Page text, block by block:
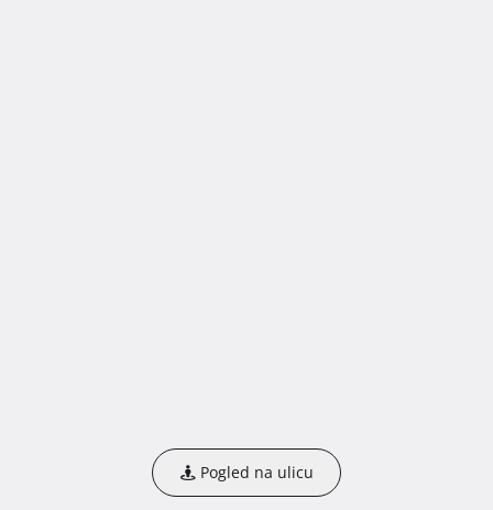
Pogled na ulicu